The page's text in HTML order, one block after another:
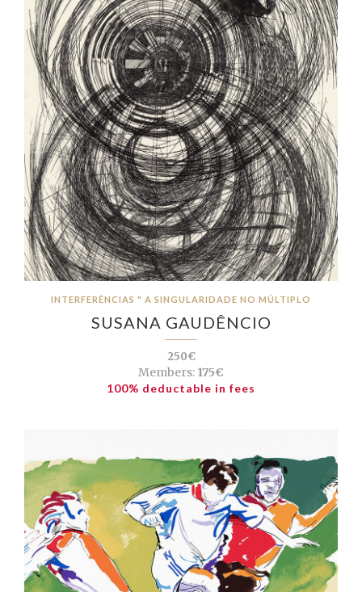
INTERFERÊNCIAS " A SINGULARIDADE NO MÚLTIPLO
SUSANA GAUDÊNCIO
250€
Members: 175€
100% deductable in fees